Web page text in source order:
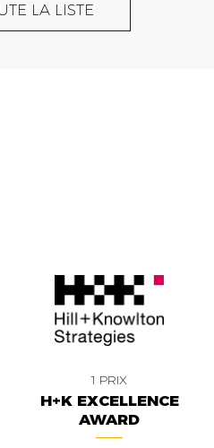
LA LISTE
1 PRIX
H+K EXCELLENCE
AWARD